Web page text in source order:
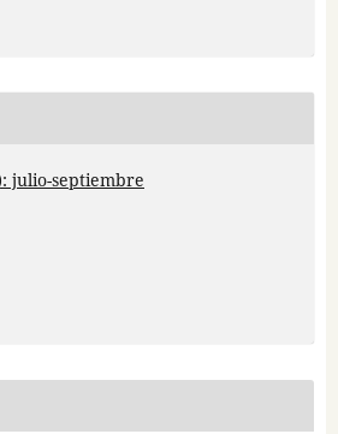
julio-septiembre